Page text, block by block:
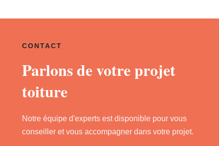
CONTACT
Parlons de votre projet
toiture
Notre équipe d'experts est disponible pour vous
conseiller et vous accompagner dans votre projet.